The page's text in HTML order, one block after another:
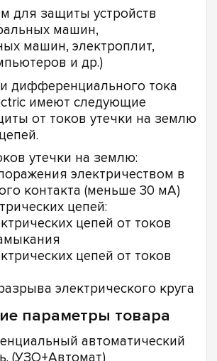
для защиты устройств
машин,
машин, электроплит,
и др.)
дифференциального тока
имеют следующие
от токов утечки на землю
утечки на землю:
электричеством в
контакта (меньше 30 мА)
цепей:
цепей от токов
цепей от токов
электрического круга
параметры товара
автоматический